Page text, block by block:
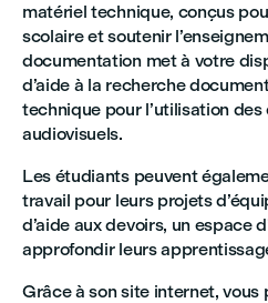
matériel technique, conçus
scolaire et soutenir
documentation met à votre
d’aide à la recherche
technique pour l’utilisation
audiovisuels.
Les étudiants peuvent
travail pour leurs projets
d’aide aux devoirs, un espace
approfondir leurs
Grâce à son site internet, vous